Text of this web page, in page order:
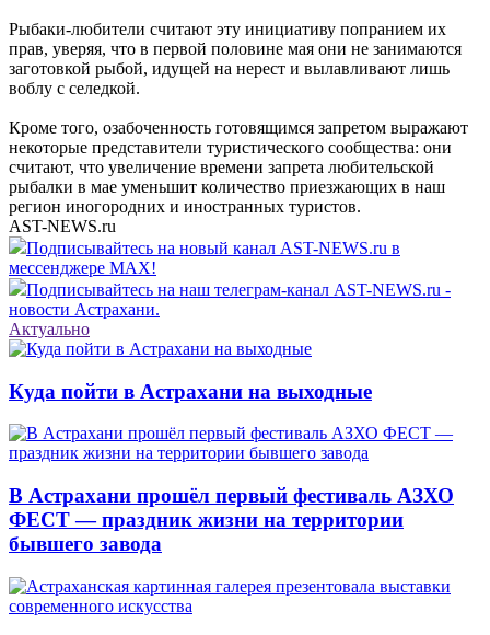
Рыбаки-любители считают эту инициативу попранием их
прав, уверяя, что в первой половине мая они не занимаются
заготовкой рыбой, идущей на нерест и вылавливают лишь
воблу с селедкой.
Кроме того, озабоченность готовящимся запретом выражают
некоторые представители туристического сообщества: они
считают, что увеличение времени запрета любительской
рыбалки в мае уменьшит количество приезжающих в наш
регион иногородних и иностранных туристов.
AST-NEWS.ru
Подписывайтесь на новый канал AST-NEWS.ru в
мессенджере MAX!
Подписывайтесь на наш телеграм-канал AST-NEWS.ru -
новости Астрахани.
Актуально
Куда пойти в Астрахани на выходные
В Астрахани прошёл первый фестиваль АЗХО
ФЕСТ — праздник жизни на территории
бывшего завода